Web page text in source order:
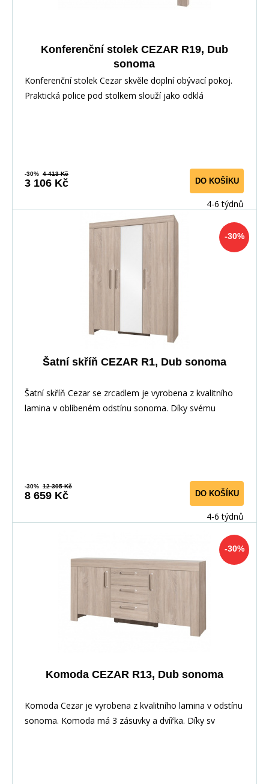
Konferenční stolek CEZAR R19, Dub
sonoma
Konferenční stolek Cezar skvěle doplní obývací pokoj.
Praktická police pod stolkem slouží jako odklá
-30% 4 413 Kč
3 106 Kč DO KOŠÍKU
4-6 týdnů
-30%
Šatní skříň CEZAR R1, Dub sonoma
Šatní skříň Cezar se zrcadlem je vyrobena z kvalitního
lamina v oblíbeném odstínu sonoma. Díky svému
-30% 12 305 Kč
8 659 Kč DO KOŠÍKU
4-6 týdnů
-30%
Komoda CEZAR R13, Dub sonoma
Komoda Cezar je vyrobena z kvalitního lamina v odstínu
sonoma. Komoda má 3 zásuvky a dvířka. Díky sv